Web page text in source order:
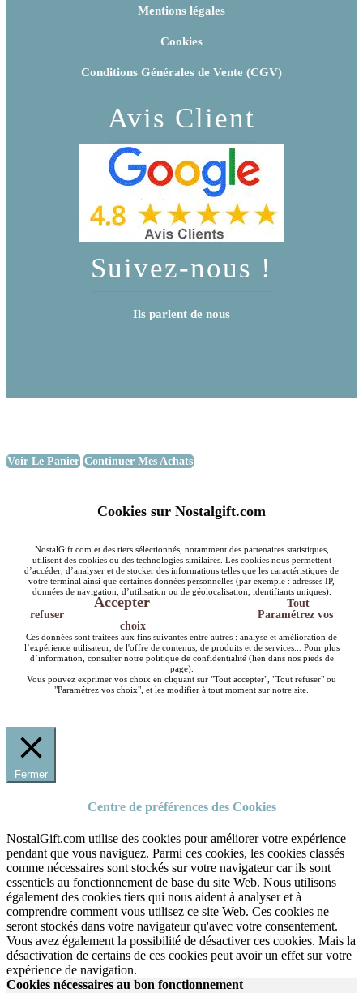
Mentions légales
Cookies
Conditions Générales de Vente (CGV)
Avis Client
Suivez-nous !
Ils parlent de nous
Voir Le Panier Continuer Mes Achats
Cookies sur Nostalgift.com
NostalGift.com et des tiers sélectionnés, notamment des partenaires statistiques,
utilisent des cookies ou des technologies similaires. Les cookies nous permettent
d’accéder, d’analyser et de stocker des informations telles que les caractéristiques de
votre terminal ainsi que certaines données personnelles (par exemple : adresses IP,
données de navigation, d’utilisation ou de géolocalisation, identifiants uniques).
Accepter
Tout
refuser
Paramétrez vos
choix
Ces données sont traitées aux fins suivantes entre autres : analyse et amélioration de
l’expérience utilisateur, de l'offre de contenus, de produits et de services... Pour plus
d’information, consulter notre politique de confidentialité (lien dans nos pieds de
page).
Vous pouvez exprimer vos choix en cliquant sur "Tout accepter", "Tout refuser" ou
"Paramétrez vos choix", et les modifier à tout moment sur notre site.
Fermer
Centre de préférences des Cookies
NostalGift.com utilise des cookies pour améliorer votre expérience
pendant que vous naviguez. Parmi ces cookies, les cookies classés
comme nécessaires sont stockés sur votre navigateur car ils sont
essentiels au fonctionnement de base du site Web. Nous utilisons
également des cookies tiers qui nous aident à analyser et à
comprendre comment vous utilisez ce site Web. Ces cookies ne
seront stockés dans votre navigateur qu'avec votre consentement.
Vous avez également la possibilité de désactiver ces cookies. Mais la
désactivation de certains de ces cookies peut avoir un effet sur votre
expérience de navigation.
Cookies nécessaires au bon fonctionnement